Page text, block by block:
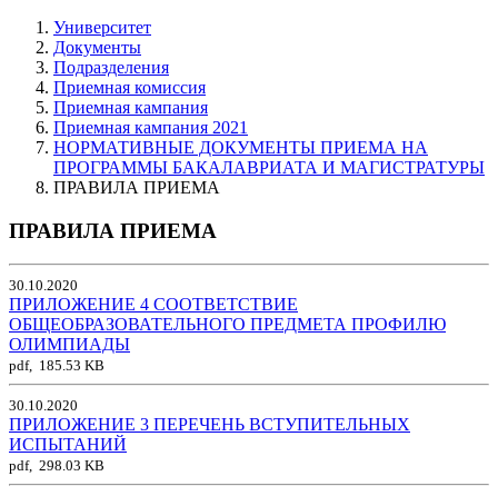
Университет
Документы
Подразделения
Приемная комиссия
Приемная кампания
Приемная кампания 2021
НОРМАТИВНЫЕ ДОКУМЕНТЫ ПРИЕМА НА
ПРОГРАММЫ БАКАЛАВРИАТА И МАГИСТРАТУРЫ
ПРАВИЛА ПРИЕМА
ПРАВИЛА ПРИЕМА
30.10.2020
ПРИЛОЖЕНИЕ 4 СООТВЕТСТВИЕ
ОБЩЕОБРАЗОВАТЕЛЬНОГО ПРЕДМЕТА ПРОФИЛЮ
ОЛИМПИАДЫ
pdf, 185.53 KB
30.10.2020
ПРИЛОЖЕНИЕ 3 ПЕРЕЧЕНЬ ВСТУПИТЕЛЬНЫХ
ИСПЫТАНИЙ
pdf, 298.03 KB